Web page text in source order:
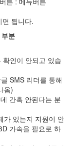
됩니다.
분
인이 안되고 있습
SMS 리더를 통해
옴)
간혹 안된다는 분
가 있는지 지원이 안
가속을 필요로 하